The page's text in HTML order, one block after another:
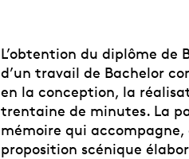
L’obtention du diplôme
d’un travail de Bachelor
en la conception, la
trentaine de minutes. La
mémoire qui
proposition scénique